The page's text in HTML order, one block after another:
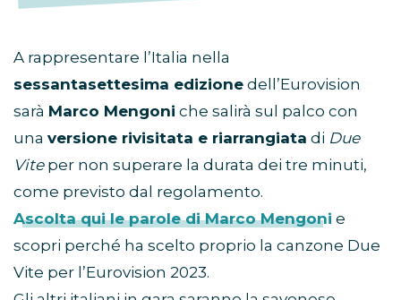
A rappresentare l’Italia nella
sessantasettesima edizione dell’Eurovision
sarà Marco Mengoni che salirà sul palco con
una versione rivisitata e riarrangiata di Due
Viteper non superare la durata dei tre minuti,
come previsto dal regolamento.
Ascolta qui le parole di Marco Mengoni e
scopri perché ha scelto proprio la canzone Due
Vite per l’Eurovision 2023.